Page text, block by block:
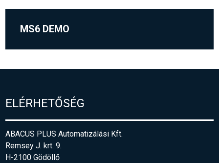
MS6 DEMO
ELÉRHETŐSÉG
ABACUS PLUS Automatizálási Kft.
Remsey J. krt. 9.
H-2100 Gödöllő